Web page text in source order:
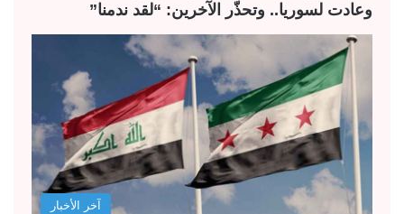
وعادت لسوريا.. وتحذّر الآخرين: “لقد ندمنا”
آخر الأخبار